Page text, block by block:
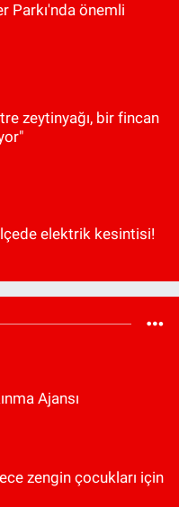
Parkı'nda önemli
zeytinyağı, bir fincan
ilçede elektrik kesintisi!
Ajansı
zengin çocukları için